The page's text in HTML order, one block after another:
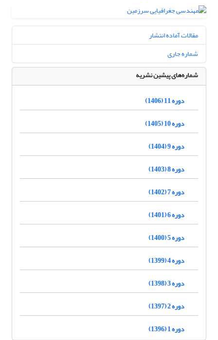
مقالات آماده انتشار
شماره جاری
شماره‌های پیشین نشریه
دوره 11 (1406)
دوره 10 (1405)
دوره 9 (1404)
دوره 8 (1403)
دوره 7 (1402)
دوره 6 (1401)
دوره 5 (1400)
دوره 4 (1399)
دوره 3 (1398)
دوره 2 (1397)
دوره 1 (1396)